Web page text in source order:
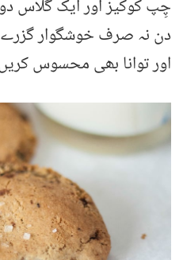
چِپ کوکیز اور ایک گلاس
دن نہ صرف خوشگوار
اور توانا بھی محسوس